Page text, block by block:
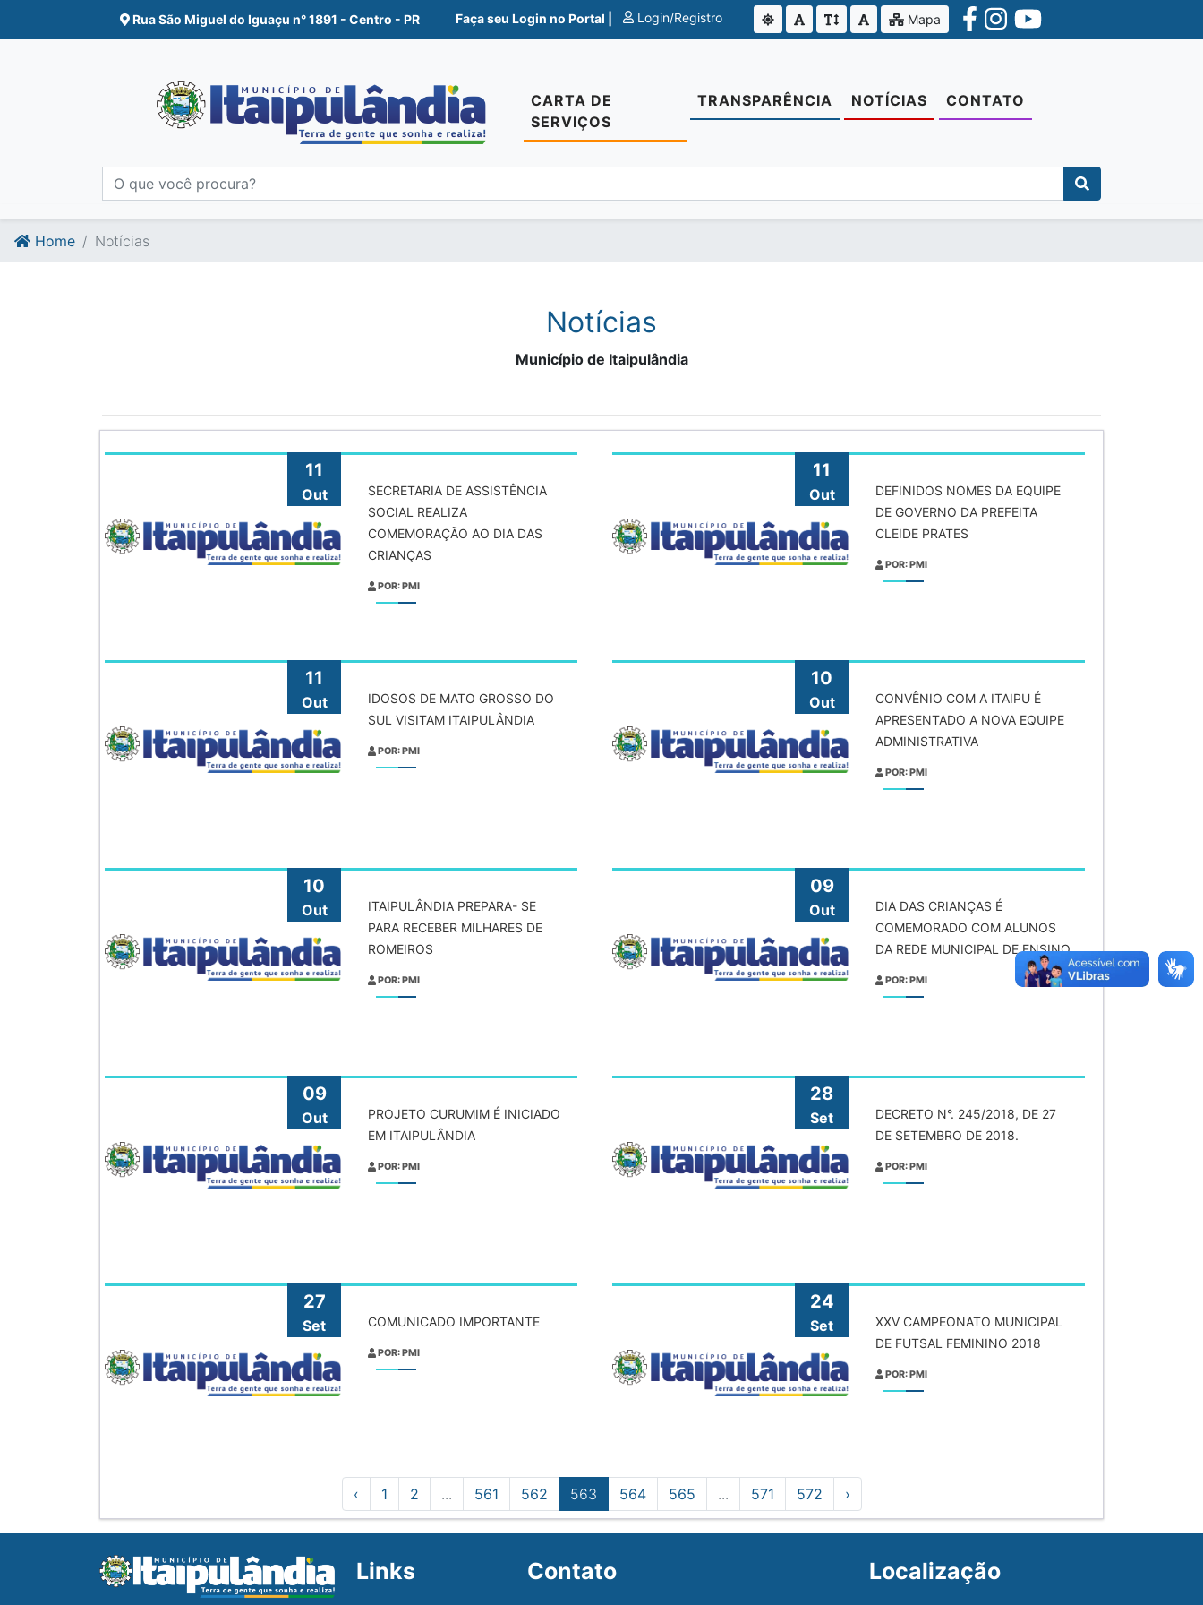
Ir para o conte�do
Ir para o fim do conte�do
Rua São Miguel do Iguaçu n° 1891 - Centro - PR Faça seu Login no Portal | Login/Registro Mapa
CARTA DE
SERVIÇOS
TRANSPARÊNCIA NOTÍCIAS CONTATO
Home Notícias
Notícias
Município de Itaipulândia
11
Out
SECRETARIA DE ASSISTÊNCIA
SOCIAL REALIZA
COMEMORAÇÃO AO DIA DAS
CRIANÇAS
POR: PMI
11
Out
DEFINIDOS NOMES DA EQUIPE
DE GOVERNO DA PREFEITA
CLEIDE PRATES
POR: PMI
11
Out
IDOSOS DE MATO GROSSO DO
SUL VISITAM ITAIPULÂNDIA
POR: PMI
10
Out
CONVÊNIO COM A ITAIPU É
APRESENTADO A NOVA EQUIPE
ADMINISTRATIVA
POR: PMI
10
Out
ITAIPULÂNDIA PREPARA- SE
PARA RECEBER MILHARES DE
ROMEIROS
POR: PMI
09
Out
DIA DAS CRIANÇAS É
COMEMORADO COM ALUNOS
DA REDE MUNICIPAL DE ENSINO
POR: PMI
09
Out
PROJETO CURUMIM É INICIADO
EM ITAIPULÂNDIA
POR: PMI
28
Set
DECRETO N°. 245/2018, DE 27
DE SETEMBRO DE 2018.
POR: PMI
27
Set COMUNICADO IMPORTANTE
POR: PMI
24
Set
XXV CAMPEONATO MUNICIPAL
DE FUTSAL FEMININO 2018
POR: PMI
‹ 1 2 ... 561 562 563 564 565 ... 571 572 ›
Links
Contato
Localização